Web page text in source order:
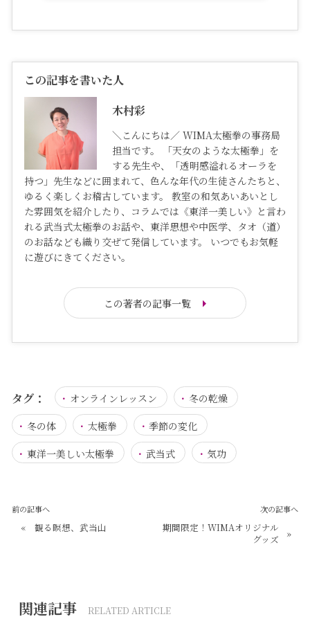
この記事を書いた人
木村彩
＼こんにちは／ WIMA太極拳の事務局
担当です。 「天女のような太極拳」を
する先生や、「透明感溢れるオーラを
持つ」先生などに囲まれて、色んな年代の生徒さんたちと、
ゆるく楽しくお稽古しています。 教室の和気あいあいとし
た雰囲気を紹介したり、コラムでは《東洋一美しい》と言わ
れる武当式太極拳のお話や、東洋思想や中医学、タオ（道）
のお話なども織り交ぜて発信しています。 いつでもお気軽
に遊びにきてください。
この著者の記事一覧
タグ： オンラインレッスン
冬の乾燥
冬の体
太極拳
季節の変化
東洋一美しい太極拳
武当式 気功
前の記事へ
« 観る瞑想、武当山
次の記事へ
期間限定！WIMAオリジナル
グッズ
»
関連記事 RELATED ARTICLE